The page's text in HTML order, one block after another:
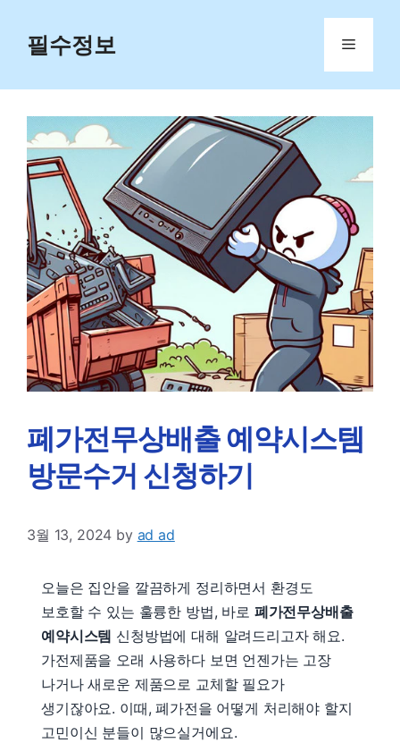
content
필수정보 Menu
폐가전무상배출 예약시스템
방문수거 신청하기
3월 13, 2024 by ad ad
오늘은 집안을 깔끔하게 정리하면서 환경도
보호할 수 있는 훌륭한 방법, 바로 폐가전무상배출
예약시스템 신청방법에 대해 알려드리고자 해요.
가전제품을 오래 사용하다 보면 언젠가는 고장
나거나 새로운 제품으로 교체할 필요가
생기잖아요. 이때, 폐가전을 어떻게 처리해야 할지
고민이신 분들이 많으실거에요.